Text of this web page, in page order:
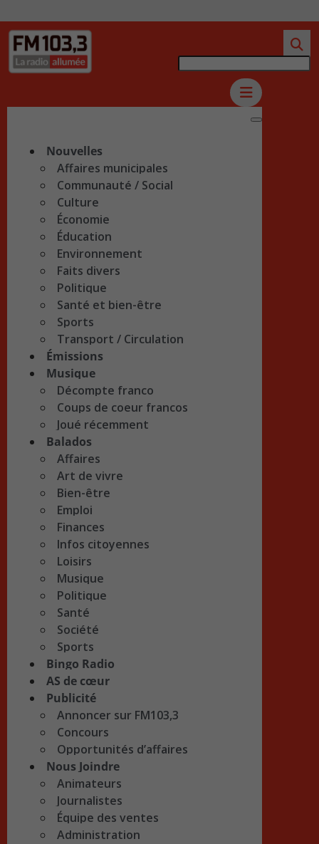
Nouvelles
Affaires municipales
Communauté / Social
Culture
Économie
Éducation
Environnement
Faits divers
Politique
Santé et bien-être
Sports
Transport / Circulation
Émissions
Musique
Décompte franco
Coups de coeur francos
Joué récemment
Balados
Affaires
Art de vivre
Bien-être
Emploi
Finances
Infos citoyennes
Loisirs
Musique
Politique
Santé
Société
Sports
Bingo Radio
AS de cœur
Publicité
Annoncer sur FM103,3
Concours
Opportunités d’affaires
Nous Joindre
Animateurs
Journalistes
Équipe des ventes
Administration